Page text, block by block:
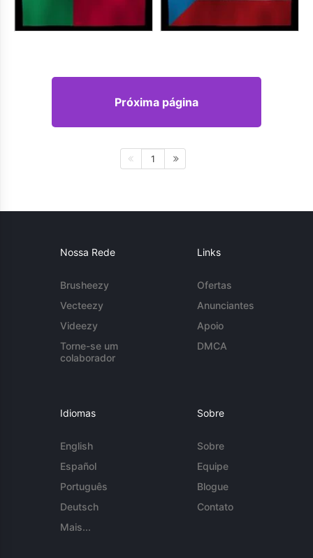
Próxima página
1
Nossa Rede
Brusheezy
Vecteezy
Videezy
Torne-se um
colaborador
Links
Ofertas
Anunciantes
Apoio
DMCA
Idiomas
English
Español
Português
Deutsch
Mais...
Sobre
Sobre
Equipe
Blogue
Contato